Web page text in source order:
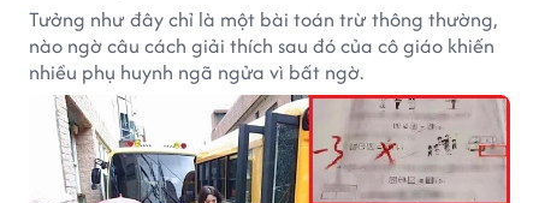
Tưởng như đây chỉ là một bài toán trừ thông thường,
nào ngờ câu cách giải thích sau đó của cô giáo khiến
nhiều phụ huynh ngã ngửa vì bất ngờ.